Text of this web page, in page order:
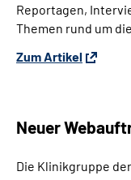
Reportagen,
Themen rund um
Zum Artikel
Neuer
Die Klinikgruppe